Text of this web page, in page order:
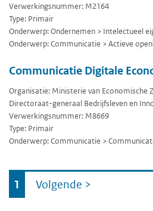
Verwerkingsnummer: M2164
Type: Primair
Onderwerp: Ondernemen > Intelectueel
Onderwerp: Communicatie > Actieve
Communicatie Digitale
Organisatie: Ministerie van Economische
Directoraat-generaal Bedrijfsleven en
Verwerkingsnummer: M8669
Type: Primair
Onderwerp: Communicatie >
naar
1 Volgende >